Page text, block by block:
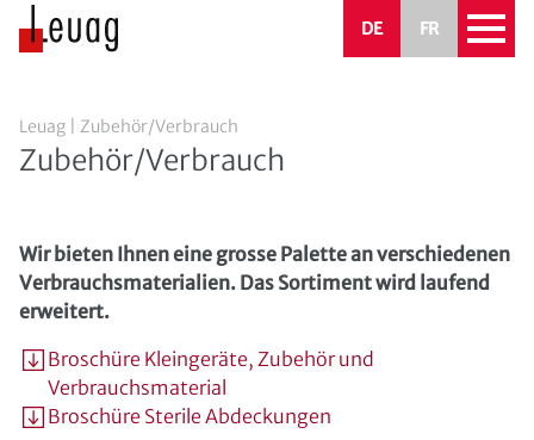
DE FR
Leuag Zubehör/Verbrauch
Zubehör/Verbrauch
Wir bieten Ihnen eine grosse Palette an verschiedenen
Verbrauchsmaterialien. Das Sortiment wird laufend
erweitert.
Broschüre Kleingeräte, Zubehör und
Verbrauchsmaterial
Broschüre Sterile Abdeckungen